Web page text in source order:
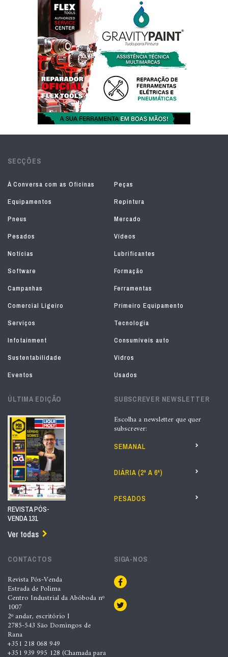
SECÇÕES
À Conversa com as Oficinas
Peças
Equipamentos
Repintura
Pneus
Mercado
Pesados
Vídeos
Notícias
Lubrificantes
Software
Formação
Campanhas
Ferramentas
Comercial Ligeiro
Primeiro Equipamento
Serviços
Tecnologia
Infotainment
Consumíveis auto
Sustentabilidade
Vidros
Eventos
Usados
ÚLTIMA EDIÇÃO
REVISTA PÓS-
VENDA 131
Ver todas
SUBSCREVER NEWSLETTER
Escolha a newsletter que quer
subscrever:
SEMANAL
DIÁRIA (2ª A 6ª)
PESADOS
CONTACTOS
Revista Pós-Venda
Estrada de Polima
Centro Industrial da Abóboda nº
1007
2º andar, escritório I
2785-543 São Domingos de
Rana
+351 218 068 949
+351 939 995 128 (Chamada para
SIGA-NOS